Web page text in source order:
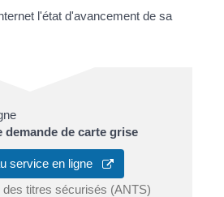
l'état d'avancement de sa
demande de carte grise
service en ligne
des titres sécurisés (ANTS)